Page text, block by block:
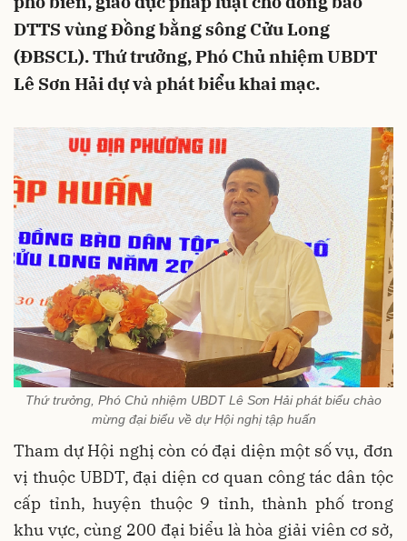
DTTS vùng Đồng bằng sông Cửu Long
(ĐBSCL). Thứ trưởng, Phó Chủ nhiệm UBDT
Lê Sơn Hải dự và phát biểu khai mạc.
Thứ trưởng, Phó Chủ nhiệm UBDT Lê Sơn Hải phát biểu chào
mừng đại biểu về dự Hội nghị tập huấn
Tham dự Hội nghị còn có đại diện một số vụ, đơn
vị thuộc UBDT, đại diện cơ quan công tác dân tộc
cấp tỉnh, huyện thuộc 9 tỉnh, thành phố trong
khu vực, cùng 200 đại biểu là hòa giải viên cơ sở,